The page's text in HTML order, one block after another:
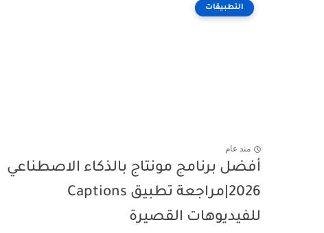
التطبيقات
منذ عام
أفضل برنامج مونتاج بالذكاء الاصطناعي
2026|مراجعة تطبيق Captions
للفيديوهات القصيرة